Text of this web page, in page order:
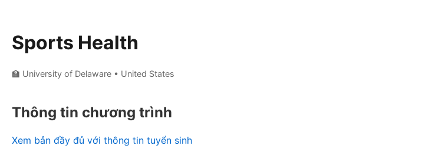
Sports Health
🏫 University of Delaware • United States
Thông tin chương trình
Xem bản đầy đủ với thông tin tuyển sinh